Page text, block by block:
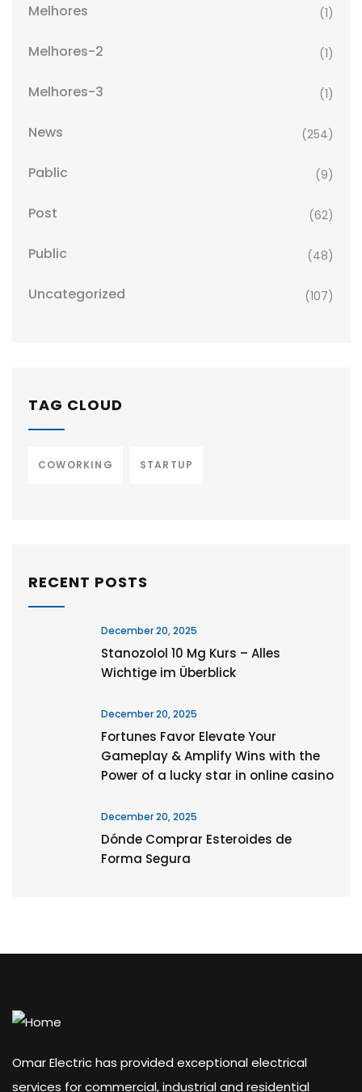
Melhores (1)
Melhores-2 (1)
Melhores-3 (1)
News (254)
Pablic (9)
Post (62)
Public (48)
Uncategorized (107)
TAG CLOUD
COWORKING STARTUP
RECENT POSTS
December 20, 2025
Stanozolol 10 Mg Kurs – Alles
Wichtige im Überblick
December 20, 2025
Fortunes Favor Elevate Your
Gameplay & Amplify Wins with the
Power of a lucky star in online casino
December 20, 2025
Dónde Comprar Esteroides de
Forma Segura
Omar Electric has provided exceptional electrical
services for commercial, industrial and residential